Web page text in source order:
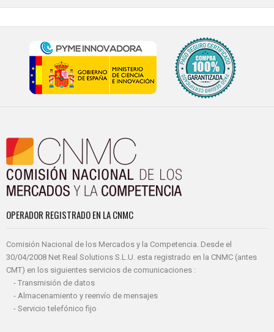
OPERADOR REGISTRADO EN LA CNMC
Comisión Nacional de los Mercados y la Competencia. Desde el
30/04/2008 Net Real Solutions S.L.U. esta registrado en la CNMC (antes
CMT) en los siguientes servicios de comunicaciones :
- Transmisión de datos
- Almacenamiento y reenvío de mensajes
- Servicio telefónico fijo